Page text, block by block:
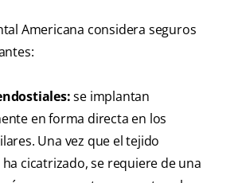
Americana considera seguros
se implantan
en forma directa en los
Una vez que el tejido
cicatrizado, se requiere de una